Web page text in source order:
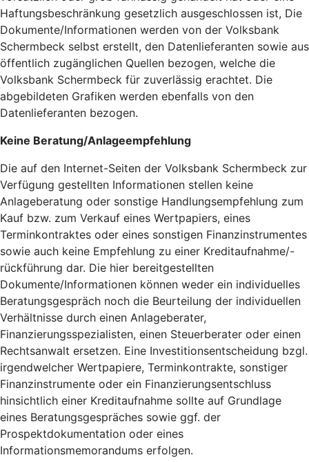
Haftungsbeschränkung gesetzlich ausgeschlossen ist, Die
Dokumente/Informationen werden von der Volksbank
Schermbeck selbst erstellt, den Datenlieferanten sowie aus
öffentlich zugänglichen Quellen bezogen, welche die
Volksbank Schermbeck für zuverlässig erachtet. Die
abgebildeten Grafiken werden ebenfalls von den
Datenlieferanten bezogen.
Keine Beratung/Anlageempfehlung
Die auf den Internet-Seiten der Volksbank Schermbeck zur
Verfügung gestellten Informationen stellen keine
Anlageberatung oder sonstige Handlungsempfehlung zum
Kauf bzw. zum Verkauf eines Wertpapiers, eines
Terminkontraktes oder eines sonstigen Finanzinstrumentes
sowie auch keine Empfehlung zu einer Kreditaufnahme/-
rückführung dar. Die hier bereitgestellten
Dokumente/Informationen können weder ein individuelles
Beratungsgespräch noch die Beurteilung der individuellen
Verhältnisse durch einen Anlageberater,
Finanzierungsspezialisten, einen Steuerberater oder einen
Rechtsanwalt ersetzen. Eine Investitionsentscheidung bzgl.
irgendwelcher Wertpapiere, Terminkontrakte, sonstiger
Finanzinstrumente oder ein Finanzierungsentschluss
hinsichtlich einer Kreditaufnahme sollte auf Grundlage
eines Beratungsgespräches sowie ggf. der
Prospektdokumentation oder eines
Informationsmemorandums erfolgen.